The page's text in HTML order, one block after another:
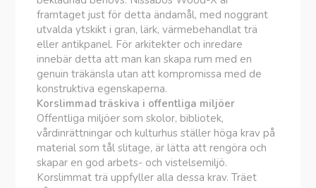
framtaget just för detta ändamål, med noggrant
utvalda ytskikt i gran, lärk, värmebehandlat trä
eller antikpanel. För arkitekter och inredare
innebär detta att man kan skapa rum med en
genuin träkänsla utan att kompromissa med de
konstruktiva egenskaperna.
Korslimmad träskiva i offentliga miljöer
Offentliga miljöer som skolor, bibliotek,
vårdinrättningar och kulturhus ställer höga krav på
material som tål slitage, är lätta att rengöra och
skapar en god arbets- och vistelsemiljö.
Korslimmat trä uppfyller alla dessa krav. Träet